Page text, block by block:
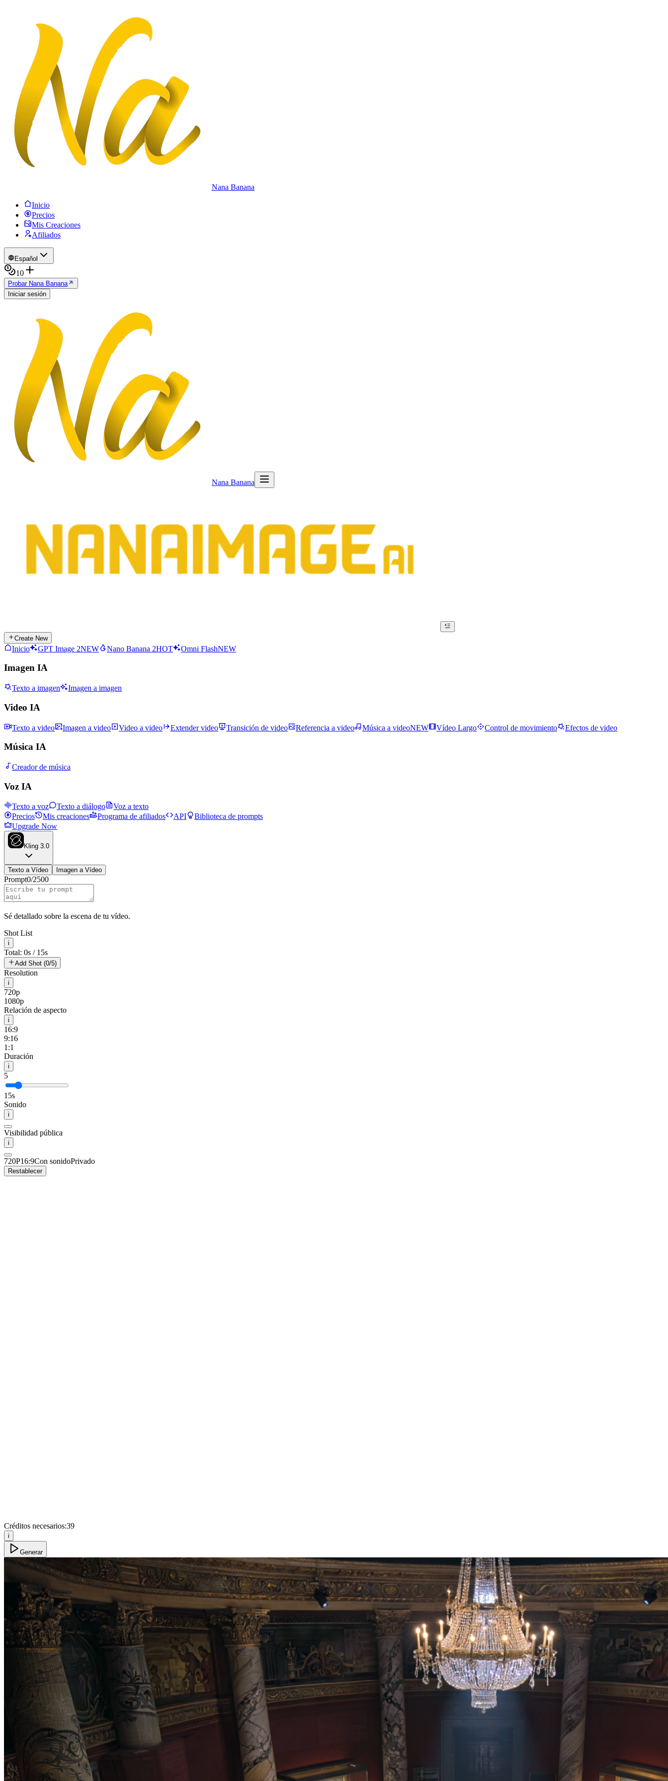
Nana Banana
Inicio
Precios
Mis Creaciones
Afiliados
Español
10
Probar Nana Banana
Iniciar sesión
Nana Banana
Create New
Inicio GPT Image 2NEW Nano Banana 2HOT Omni FlashNEW
Imagen IA
Texto a imagen Imagen a imagen
Video IA
Texto a video Imagen a video Video a video Extender video Transición de video Referencia a video Música a videoNEW Vídeo Largo Control de movimiento Efectos de video
Música IA
Creador de música
Voz IA
Texto a voz Texto a diálogo
Voz a texto
Precios
Mis creaciones Programa de afiliados API
Biblioteca de prompts
Upgrade Now
Kling 3.0
Texto a Vídeo Imagen a Vídeo
Prompt0/2500
Sé detallado sobre la escena de tu vídeo.
Shot List
i
Total: 0s / 15s
Add Shot (0/5)
Resolution
i
720p
1080p
Relación de aspecto
i
16:9
9:16
1:1
Duración
i
5
15s
Sonido
i
Visibilidad pública
i
720P16:9Con sonidoPrivado
Restablecer
Créditos necesarios:39
i
Generar